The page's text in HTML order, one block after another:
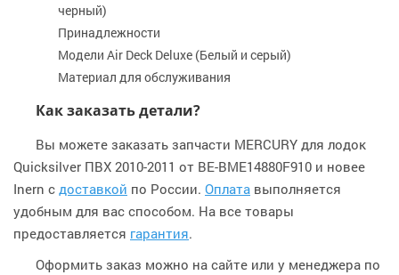
черный)
Принадлежности
Модели Air Deck Deluxe (Белый и серый)
Материал для обслуживания
Как заказать детали?
Вы можете заказать запчасти MERCURY для лодок
Quicksilver ПВХ 2010-2011 от BE-BME14880F910 и новее
Inern с доставкой по России. Оплата выполняется
удобным для вас способом. На все товары
предоставляется гарантия.
Оформить заказ можно на сайте или у менеджера по